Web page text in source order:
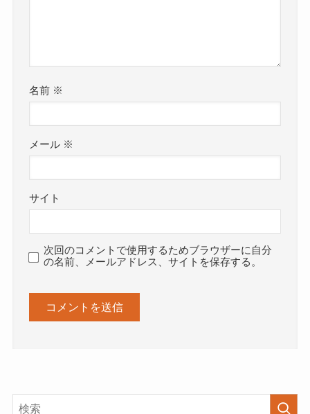
名前 ※
メール ※
サイト
次回のコメントで使用するためブラウザーに自分
の名前、メールアドレス、サイトを保存する。